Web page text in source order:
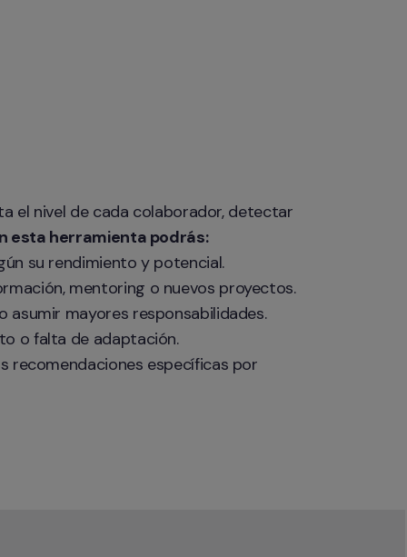
el nivel de cada colaborador, detectar
esta herramienta podrás:
su rendimiento y potencial.
mentoring o nuevos proyectos.
asumir mayores responsabilidades.
o falta de adaptación.
recomendaciones específicas por